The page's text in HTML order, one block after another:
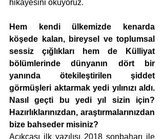
hikayesini okuyoruz.
Hem kendi ülkemizde kenarda
köşede kalan, bireysel ve toplumsal
sessiz çığlıkları hem de Külliyat
bölümlerinde dünyanın dört bir
yanında ötekileştirilen şiddet
görmüşleri aktarmak yedi yılınızı aldı.
Nasıl geçti bu yedi yıl sizin için?
Hazırlıklarınızdan, araştırmalarınızdan
bize bahseder misiniz?
Açıkçası ilk yazılışı 2018 sonbaharı ile